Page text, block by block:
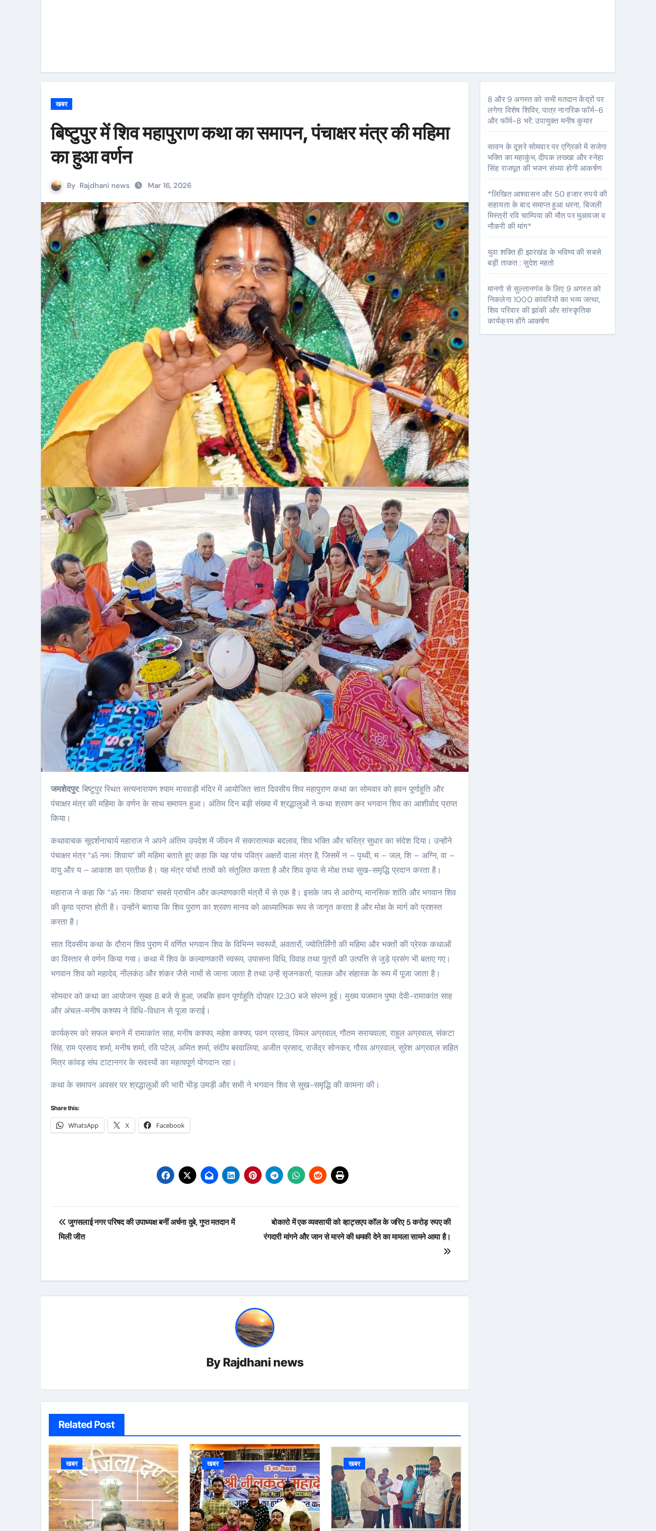
खबर
बिष्टुपुर में शिव महापुराण कथा का समापन, पंचाक्षर मंत्र की महिमा
का हुआ वर्णन
By Rajdhani news Mar 16, 2026
जमशेदपुर: बिष्टुपुर स्थित सत्यनारायण श्याम मारवाड़ी मंदिर में आयोजित सात दिवसीय शिव महापुराण कथा का सोमवार को हवन पूर्णाहूति और
पंचाक्षर मंत्र की महिमा के वर्णन के साथ समापन हुआ। अंतिम दिन बड़ी संख्या में श्रद्धालुओं ने कथा श्रवण कर भगवान शिव का आशीर्वाद प्राप्त
किया।
कथावाचक सूदर्शनाचार्य महाराज ने अपने अंतिम उपदेश में जीवन में सकारात्मक बदलाव, शिव भक्ति और चरित्र सुधार का संदेश दिया। उन्होंने
पंचाक्षर मंत्र “ॐ नमः शिवाय” की महिमा बताते हुए कहा कि यह पांच पवित्र अक्षरों वाला मंत्र है, जिसमें न – पृथ्वी, म – जल, शि – अग्नि, वा –
वायु और य – आकाश का प्रतीक है। यह मंत्र पांचों तत्वों को संतुलित करता है और शिव कृपा से मोक्ष तथा सुख-समृद्धि प्रदान करता है।
महाराज ने कहा कि “ॐ नमः शिवाय” सबसे प्राचीन और कल्याणकारी मंत्रों में से एक है। इसके जप से आरोग्य, मानसिक शांति और भगवान शिव
की कृपा प्राप्त होती है। उन्होंने बताया कि शिव पुराण का श्रवण मानव को आध्यात्मिक रूप से जागृत करता है और मोक्ष के मार्ग को प्रशस्त
करता है।
सात दिवसीय कथा के दौरान शिव पुराण में वर्णित भगवान शिव के विभिन्न स्वरूपों, अवतारों, ज्योतिर्लिंगों की महिमा और भक्तों की प्रेरक कथाओं
का विस्तार से वर्णन किया गया। कथा में शिव के कल्याणकारी स्वरूप, उपासना विधि, विवाह तथा पुत्रों की उत्पत्ति से जुड़े प्रसंग भी बताए गए।
भगवान शिव को महादेव, नीलकंठ और शंकर जैसे नामों से जाना जाता है तथा उन्हें सृजनकर्ता, पालक और संहारक के रूप में पूजा जाता है।
सोमवार को कथा का आयोजन सुबह 8 बजे से हुआ, जबकि हवन पूर्णाहूति दोपहर 12:30 बजे संपन्न हुई। मुख्य यजमान पुष्पा देवी-रामाकांत साह
और अंचल-मनीष कश्यप ने विधि-विधान से पूजा कराई।
कार्यक्रम को सफल बनाने में रामाकांत साह, मनीष कश्यप, महेश कश्यप, पवन प्रसाद, विमल अग्रवाल, गौतम सरायवाला, राहुल अग्रवाल, संकटा
सिंह, राम प्रसाद शर्मा, मनीष शर्मा, रवि पटेल, अमित शर्मा, संदीप बरवालिया, अजीत प्रसाद, राजेंद्र सोनकर, गौरव अग्रवाल, सुरेश अग्रवाल सहित
मित्र कांवड़ संघ टाटानगर के सदस्यों का महत्वपूर्ण योगदान रहा।
कथा के समापन अवसर पर श्रद्धालुओं की भारी भीड़ उमड़ी और सभी ने भगवान शिव से सुख-समृद्धि की कामना की।
Share this:
WhatsApp X Facebook
Post
navigation
जुगसलाई नगर परिषद की उपाध्यक्ष बनीं अर्चना दुबे, गुप्त मतदान में
मिली जीत
बोकारो में एक व्यवसायी को व्हाट्सएप कॉल के जरिए 5 करोड़ रुपए की
रंगदारी मांगने और जान से मारने की धमकी देने का मामला सामने आया है।
By Rajdhani news
Related Post
खबर खबर खबर
8 और 9 अगस्त को सभी मतदान केंद्रों पर
लगेगा विशेष शिविर, पात्र नागरिक फॉर्म-6
और फॉर्म-8 भरें: उपायुक्त मनीष कुमार
सावन के दूसरे सोमवार पर एग्रिको में सजेगा
भक्ति का महाकुंभ, दीपक लख्खा और स्नेहा
सिंह राजपूत की भजन संध्या होगी आकर्षण
*लिखित आश्वासन और 50 हजार रुपये की
सहायता के बाद समाप्त हुआ धरना, बिजली
मिस्त्री रवि चाम्पिया की मौत पर मुआवजा व
नौकरी की मांग*
युवा शक्ति ही झारखंड के भविष्य की सबसे
बड़ी ताकत : सुदेश महतो
मानगो से सुल्तानगंज के लिए 9 अगस्त को
निकलेगा 1000 कांवरियों का भव्य जत्था,
शिव परिवार की झांकी और सांस्कृतिक
कार्यक्रम होंगे आकर्षण